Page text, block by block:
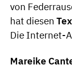
von
hat diesen
Die Internet-
Mareike